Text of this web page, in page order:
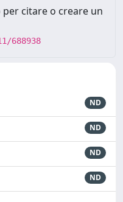
citare o creare un
688938
ND
ND
ND
ND